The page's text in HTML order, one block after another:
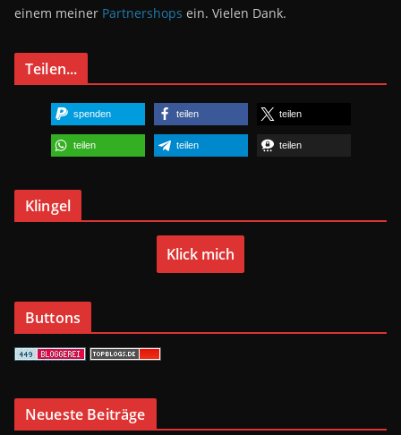
einem meiner Partnershops ein. Vielen Dank.
Teilen...
spenden teilen teilen
teilen teilen teilen
Klingel
Klick mich
Buttons
Neueste Beiträge